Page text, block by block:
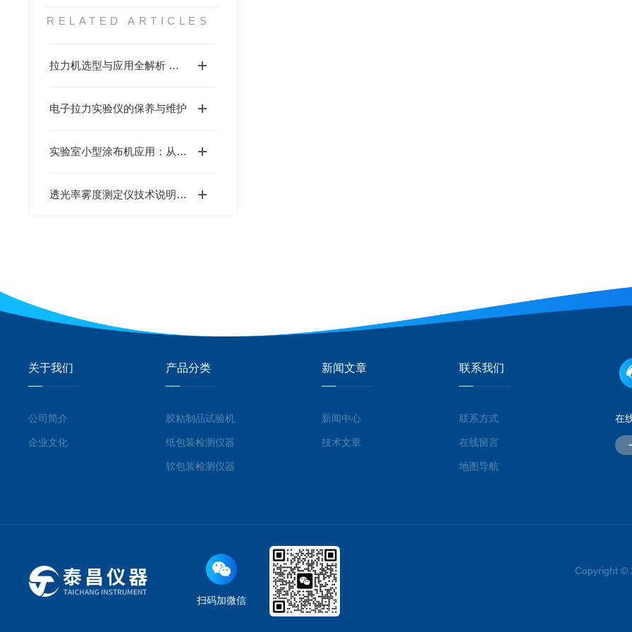
RELATED ARTICLES
拉力机选型与应用全解析 适配多行业质量管控核心需求
电子拉力实验仪的保养与维护
实验室小型涂布机应用：从配方研发到量产前验证的关键工具
透光率雾度测定仪技术说明与技术论证
关于我们
公司简介
企业文化
产品分类
胶粘制品试验机
纸包装检测仪器
软包装检测仪器
新闻文章
新闻中心
技术文章
联系我们
联系方式
在线留言
地图导航
在
扫码加微信
Copyright ©